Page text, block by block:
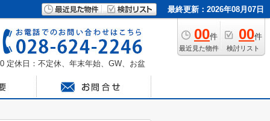
最終更新：2026年08月07日
00件
最近見た物件
00件
検討リスト
定休日：不定休、年末年始、GW、お盆